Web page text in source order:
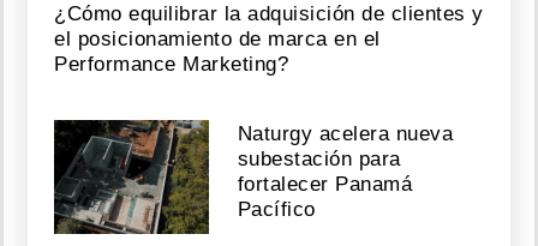
¿Cómo equilibrar la adquisición de clientes y
el posicionamiento de marca en el
Performance Marketing?
Naturgy acelera nueva
subestación para
fortalecer Panamá
Pacífico